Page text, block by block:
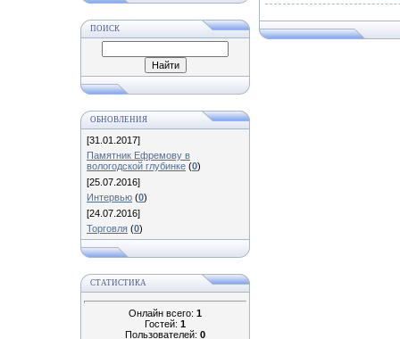
ПОИСК
ОБНОВЛЕНИЯ
[31.01.2017]
Памятник Ефремову в
вологодской глубинке (0)
[25.07.2016]
Интервью (0)
[24.07.2016]
Торговля (0)
СТАТИСТИКА
Онлайн всего: 1
Гостей: 1
Пользователей: 0